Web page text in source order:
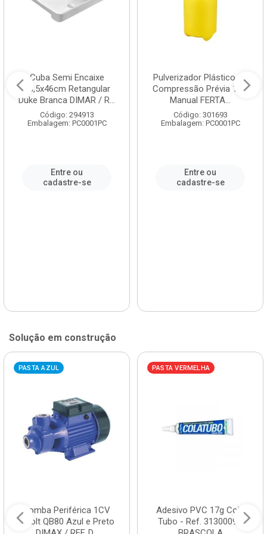
Cuba Semi Encaixe
58,5x46cm Retangular
Duke Branca DIMAR / R...
Código: 294913
Embalagem: PC0001PC
Entre ou
cadastre-se
Pulverizador Plástico de
Compressão Prévia 1,5L
Manual FERTA...
Código: 301693
Embalagem: PC0001PC
Entre ou
cadastre-se
Solução em construção
PASTA AZUL
Bomba Periférica 1CV
Bivolt QB80 Azul e Preto
PASTA VERMELHA
Adesivo PVC 17g Cola
Tubo - Ref. 3130009 -